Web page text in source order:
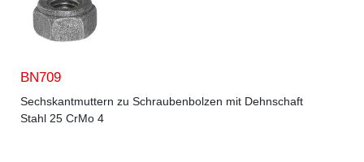
BN709
Sechskantmuttern zu Schraubenbolzen mit Dehnschaft
Stahl 25 CrMo 4